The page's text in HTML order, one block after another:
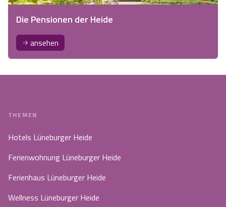
Die Pensionen der Heide
ansehen
THEMEN
Hotels Lüneburger Heide
Ferienwohnung Lüneburger Heide
Ferienhaus Lüneburger Heide
Wellness Lüneburger Heide